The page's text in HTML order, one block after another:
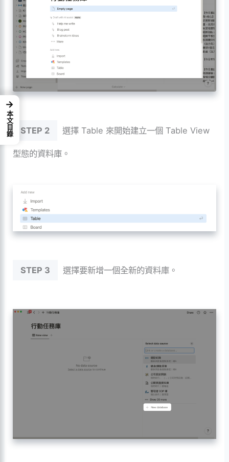
STEP 2 選擇 Table 來開始建立一個 Table View
型態的資料庫。
STEP 3 選擇要新增一個全新的資料庫。
→
本文目錄